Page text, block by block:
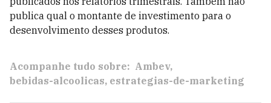
publica qual o montante de investimento para o
desenvolvimento desses produtos.
Acompanhe tudo sobre: Ambev
bebidas-alcoolicas estrategias-de-marketing